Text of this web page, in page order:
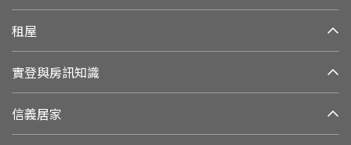
租屋
實登與房訊知識
信義居家